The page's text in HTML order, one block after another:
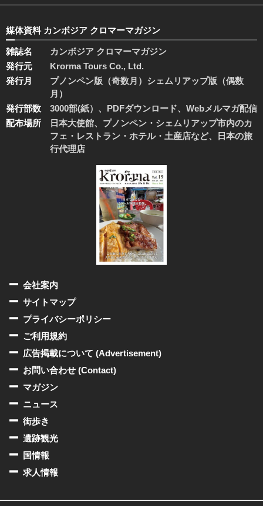
媒体資料 カンボジア クロマーマガジン
雑誌名
カンボジア クロマーマガジン
発行元
Krorma Tours Co., Ltd.
発行月
プノンペン版（奇数月）シェムリアップ版（偶数
月）
発行部数
3000部(紙）、PDFダウンロード、Webメルマガ配信
配布場所
日本大使館、プノンペン・シェムリアップ市内のカ
フェ・レストラン・ホテル・土産店など、日本の旅
行代理店
会社案内
サイトマップ
プライバシーポリシー
ご利用規約
広告掲載について (Advertisement)
お問い合わせ (Contact)
マガジン
ニュース
街歩き
遺跡観光
国情報
求人情報